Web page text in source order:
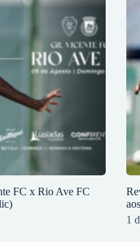
FC x Rio Ave FC
1